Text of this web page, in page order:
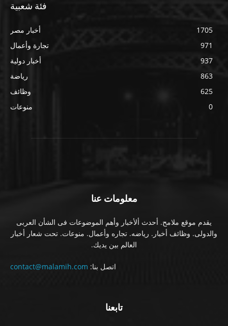
فئة شعبية
أخبار مصر
1705
تجارة وأعمال
971
أخبار دولية
937
رياضة
863
وظائف
625
منوعات
0
معلومات عنا
يقدم موقع ملامح. أحدث ألأخبار وأهم الموضوعات فى الشأن العربى
والدولى. وظائف أخبار. رياضه. تجاره وأعمال. منوعات. تحت شعار أخبار
العالم بين يديك.
اتصل بنا: contact@malamih.com
تابعنا